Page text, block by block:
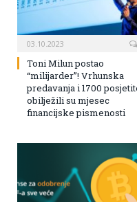
03.10.2023
Toni Milun postao
“milijarder”! Vrhunska
predavanja i 1700
obilježili su mjesec
financijske pismenosti